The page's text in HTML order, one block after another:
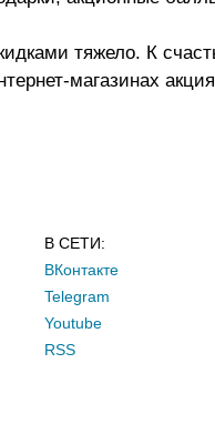
тяжело. К
магазинах
В СЕТИ:
ВКонтакте
Telegram
Youtube
RSS